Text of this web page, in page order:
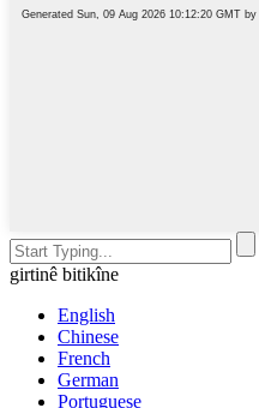
girtinê bitikîne
English
Chinese
French
German
Portuguese